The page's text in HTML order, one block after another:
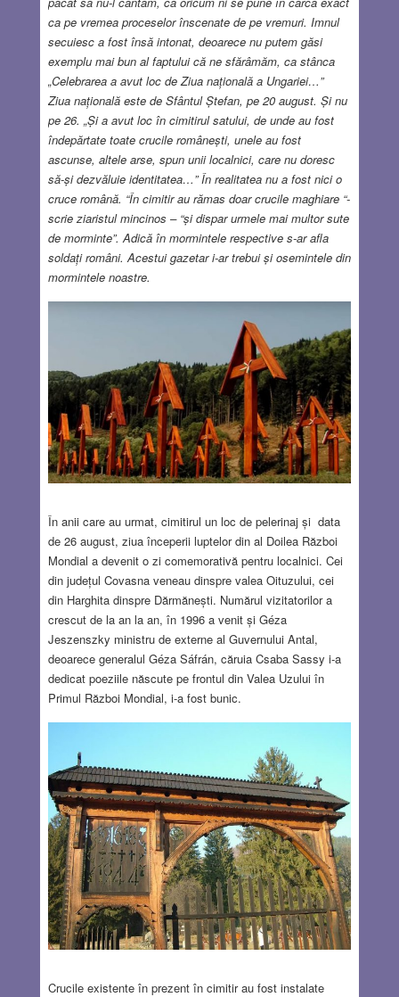
ca pe vremea proceselor înscenate de pe vremuri. Imnul
secuiesc a fost însă intonat, deoarece nu putem găsi
exemplu mai bun al faptului că ne sfărâmăm, ca stânca
„Celebrarea a avut loc de Ziua națională a Ungariei…”
Ziua națională este de Sfântul Ștefan, pe 20 august. Și nu
pe 26. „Și a avut loc în cimitirul satului, de unde au fost
îndepărtate toate crucile românești, unele au fost
ascunse, altele arse, spun unii localnici, care nu doresc
să-și dezvăluie identitatea…” În realitatea nu a fost nici o
cruce română. “În cimitir au rămas doar crucile maghiare “-
scrie ziaristul mincinos – “și dispar urmele mai multor sute
de morminte”. Adică în mormintele respective s-ar afla
soldați români. Acestui gazetar i-ar trebui și osemintele din
mormintele noastre.
În anii care au urmat, cimitirul un loc de pelerinaj și data
de 26 august, ziua începerii luptelor din al Doilea Război
Mondial a devenit o zi comemorativă pentru localnici. Cei
din județul Covasna veneau dinspre valea Oituzului, cei
din Harghita dinspre Dărmănești. Numărul vizitatorilor a
crescut de la an la an, în 1996 a venit și Géza
Jeszenszky ministru de externe al Guvernului Antal,
deoarece generalul Géza Sáfrán, căruia Csaba Sassy i-a
dedicat poeziile născute pe frontul din Valea Uzului în
Primul Război Mondial, i-a fost bunic.
Crucile existente în prezent în cimitir au fost instalate